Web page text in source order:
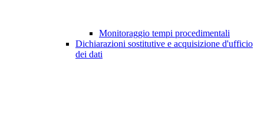
Monitoraggio tempi procedimentali
Dichiarazioni sostitutive e acquisizione d'ufficio
dei dati